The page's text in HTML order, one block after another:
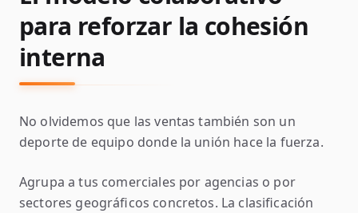
para reforzar la cohesión
interna
No olvidemos que las ventas también son un
deporte de equipo donde la unión hace la fuerza.
Agrupa a tus comerciales por agencias o por
sectores geográficos concretos. La clasificación